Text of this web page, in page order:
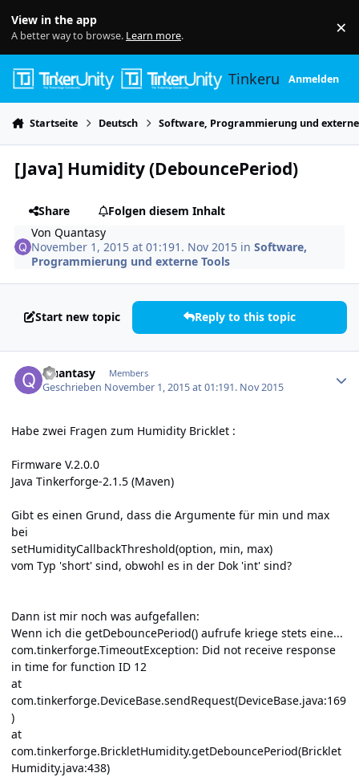
View in the app
A better way to browse. Learn more. ×
TinkerunityAnmelden
Startseite Deutsch Software, Programmierung und
[Java] Humidity (DebouncePeriod)
Share
Folgen diesem Inhalt
VonQuantasy
November 1, 2015 at 01:191. Nov 2015 inSoftware,
Programmierung und externe Tools
Start new topic Reply to this topic
Quantasy Members
Geschrieben November 1, 2015 at 01:191. Nov 2015
Habe zwei Fragen zum Humidity Bricklet :
Firmware V.2.0.0
Java Tinkerforge-2.1.5 (Maven)
Gibt es einen Grund, dass die Argumente für min und max
bei
setHumidityCallbackThreshold(option, min, max)
vom Typ 'short' sind, obwohl es in der Dok 'int' sind?
Dann ist mir noch was aufgefallen:
Wenn ich die getDebouncePeriod() aufrufe kriege stets eine...
com.tinkerforge.TimeoutException: Did not receive response
in time for function ID 12
at
com.tinkerforge.DeviceBase.sendRequest(DeviceBase.java:169
)
at
com.tinkerforge.BrickletHumidity.getDebouncePeriod(Bricklet
Humidity.java:438)